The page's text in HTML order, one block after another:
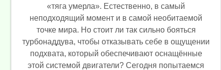
«тяга умерла». Естественно, в самый
неподходящий момент и в самой необитаемой
точке мира. Но стоит ли так сильно бояться
турбонаддува, чтобы отказывать себе в ощущении
подхвата, который обеспечивают оснащённые
этой системой двигатели? Сегодня попытаемся